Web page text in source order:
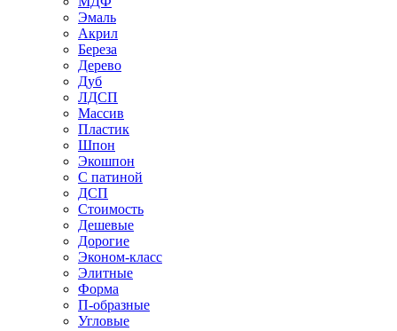
Эмаль
Акрил
Береза
Дерево
Дуб
ЛДСП
Массив
Пластик
Шпон
Экошпон
С патиной
ДСП
Стоимость
Дешевые
Дорогие
Эконом-класс
Элитные
Форма
П-образные
Угловые